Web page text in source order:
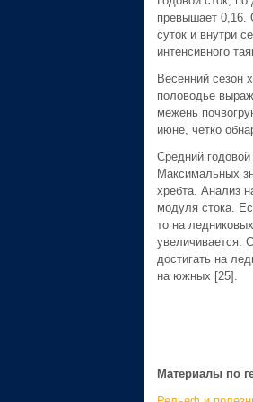
превышает 0,16.
суток и внутри
интенсивного
Весенний сезон
половодье
межень
июне, четко
Средний
Максимальных
хребта. Анализ
модуля стока.
то на
увеличивается.
достигать на
на южных [25].
Материалы по